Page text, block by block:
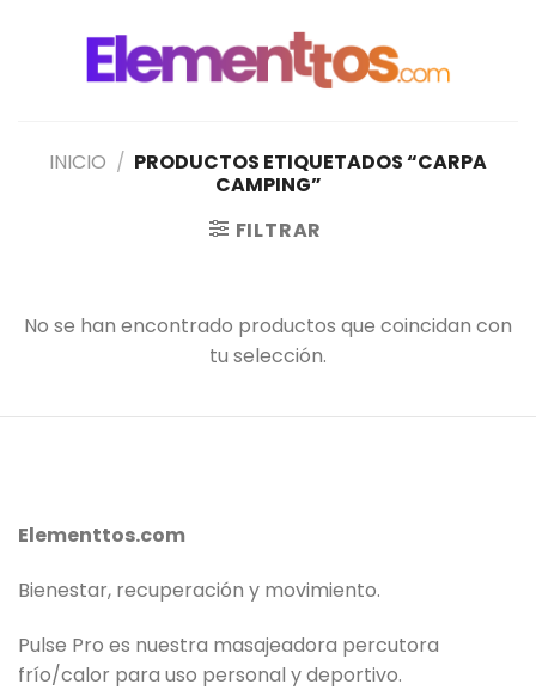
INICIO / PRODUCTOS ETIQUETADOS “CARPA
CAMPING”
FILTRAR
No se han encontrado productos que coincidan con
tu selección.
Elementtos.com
Bienestar, recuperación y movimiento.
Pulse Pro es nuestra masajeadora percutora
frío/calor para uso personal y deportivo.